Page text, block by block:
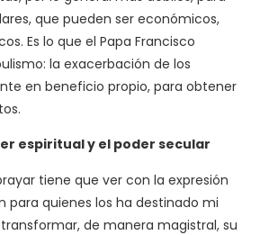
que pueden ser económicos,
Es lo que el Papa Francisco
la exacerbación de los
en beneficio propio, para obtener
espiritual y el poder secular
tiene que ver con la expresión
para quienes los ha destinado mi
transformar, de manera magistral, su